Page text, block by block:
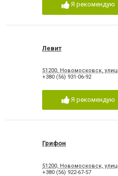
Я рекомендую
Левит
51200, Новомосковск,
+380 (56) 931-06-92
Я рекомендую
Грифон
51200, Новомосковск,
+380 (56) 922-67-57